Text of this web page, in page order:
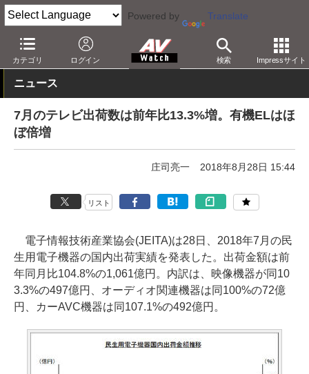
Powered by Translate
カテゴリ ログイン 検索 Impressサイト
AV Watch 動向 業界動向 統計/調査
ニュース
7月のテレビ出荷数は前年比13.3%増。有機ELはほ
ぼ倍増
庄司亮一 2018年8月28日 15:44
リスト
電子情報技術産業協会(JEITA)は28日、2018年7月の民
生用電子機器の国内出荷実績を発表した。出荷金額は前
年同月比104.8%の1,061億円。内訳は、映像機器が同10
3.3%の497億円、オーディオ関連機器は同100%の72億
円、カーAVC機器は同107.1%の492億円。